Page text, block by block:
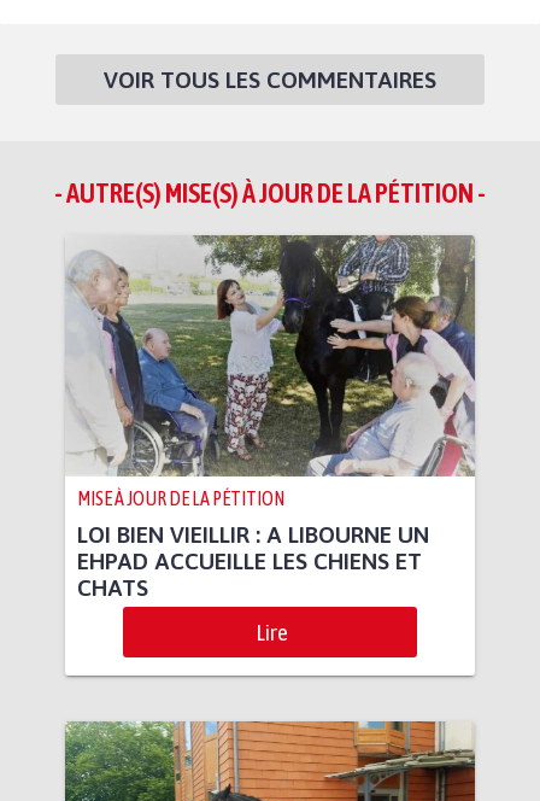
VOIR TOUS LES COMMENTAIRES
- AUTRE(S) MISE(S) À JOUR DE LA PÉTITION -
MISE À JOUR DE LA PÉTITION
LOI BIEN VIEILLIR : A LIBOURNE UN
EHPAD ACCUEILLE LES CHIENS ET
CHATS
Lire